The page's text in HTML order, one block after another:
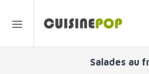
Salades au